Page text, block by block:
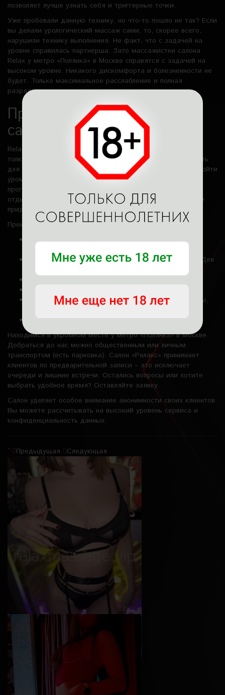
позволяет лучше узнать себя и триггерные точки.
Уже пробовали данную технику, но что-то пошло не так? Если
вы делали урологический массаж сами, то, скорее всего,
нарушили технику выполнения. Не факт, что с задачей на
уровне справилась партнерша. Зато массажистки салона
Relax у метро «Полянка» в Москве справятся с задачей на
высоком уровне. Никакого дискомфорта и болезненности не
будет. Только максимальное расслабление и полная
разрядка.
Преимущества нашего
салона
Relax – эросалон ВИП-уровня для мужчин, которые знают
толк в чувственных ласках или только планируют открывать
для себя новые грани удовольствия. Здесь вы можете пройти
уромассаж от опытных мастериц или выбрать другую
программу. Девушек в салоне работает много, форматы
отдыха доступны разные – даже постоянным клиентам не
придется скучать.
Преимущества предложения:
7 комнат со свежим ремонтом и стильными
3 зоны ВИП – с фитобочкой, ИК-сауной и джакузи. Для
взыскательных клиентов.
Максимальный комфорт для костей – кондиционеры,
душ в каждой комнате, бесплатный вай-фай.
Находимся в укромном месте у метро «Полянка» в Москве.
Добраться до нас можно общественным или личным
транспортом (есть парковка). Салон «Релакс» принимает
клиентов по предварительной записи – это исключает
очереди и лишние встречи. Остались вопросы или хотите
выбрать удобное время? Оставляйте заявку.
Салон уделяет особое внимание анонимности своих клиентов.
Вы можете рассчитывать на высокий уровень сервиса и
конфиденциальность данных.
` Предыдущая Следующая